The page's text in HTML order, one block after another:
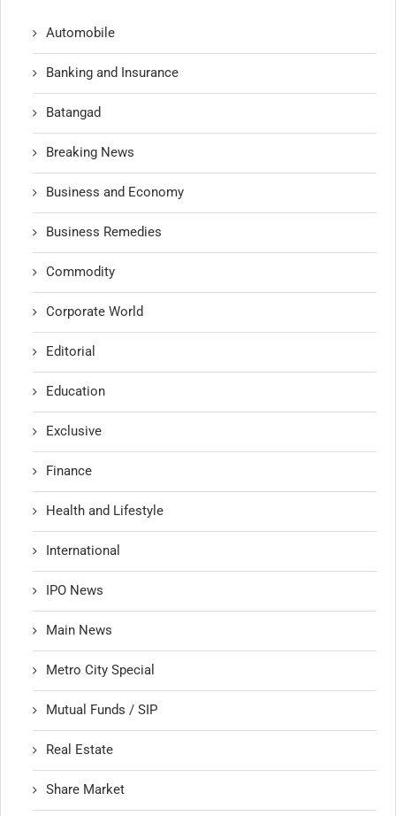
Automobile
Banking and Insurance
Batangad
Breaking News
Business and Economy
Business Remedies
Commodity
Corporate World
Editorial
Education
Exclusive
Finance
Health and Lifestyle
International
IPO News
Main News
Metro City Special
Mutual Funds / SIP
Real Estate
Share Market